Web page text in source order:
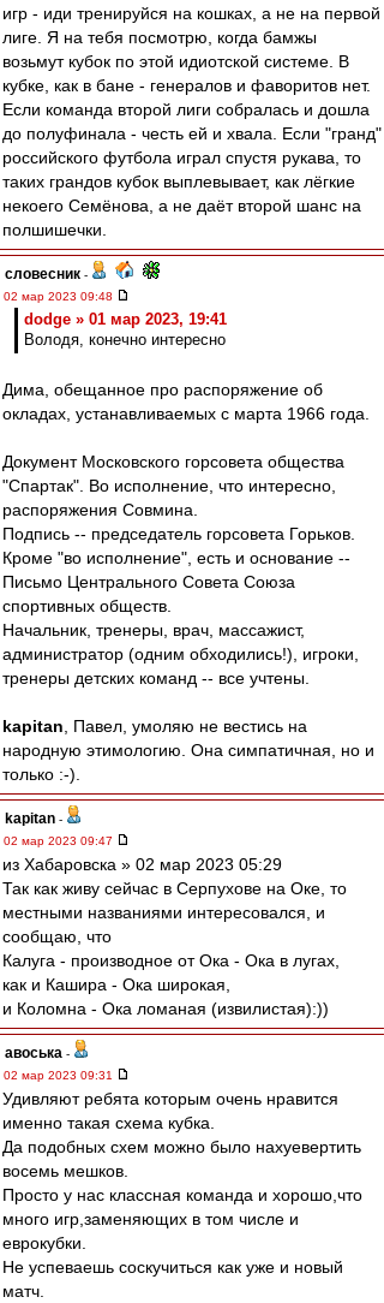
игр - иди тренируйся на кошках, а не на первой
лиге. Я на тебя посмотрю, когда бамжы
возьмут кубок по этой идиотской системе. В
кубке, как в бане - генералов и фаворитов нет.
Если команда второй лиги собралась и дошла
до полуфинала - честь ей и хвала. Если "гранд"
российского футбола играл спустя рукава, то
таких грандов кубок выплевывает, как лёгкие
некоего Семёнова, а не даёт второй шанс на
полшишечки.
словесник -
02 мар 2023 09:48
dodge » 01 мар 2023, 19:41
Володя, конечно интересно
Дима, обещанное про распоряжение об
окладах, устанавливаемых с марта 1966 года.
Документ Московского горсовета общества
"Спартак". Во исполнение, что интересно,
распоряжения Совмина.
Подпись -- председатель горсовета Горьков.
Кроме "во исполнение", есть и основание --
Письмо Центрального Совета Союза
спортивных обществ.
Начальник, тренеры, врач, массажист,
администратор (одним обходились!), игроки,
тренеры детских команд -- все учтены.
kapitan , Павел, умоляю не вестись на
народную этимологию. Она симпатичная, но и
только :-).
kapitan -
02 мар 2023 09:47
из Хабаровска » 02 мар 2023 05:29
Так как живу сейчас в Серпухове на Оке, то
местными названиями интересовался, и
сообщаю, что
Калуга - производное от Ока - Ока в лугах,
как и Кашира - Ока широкая,
и Коломна - Ока ломаная (извилистая):))
авоська -
02 мар 2023 09:31
Удивляют ребята которым очень нравится
именно такая схема кубка.
Да подобных схем можно было нахуевертить
восемь мешков.
Просто у нас классная команда и хорошо,что
много игр,заменяющих в том числе и
еврокубки.
Не успеваешь соскучиться как уже и новый
матч.